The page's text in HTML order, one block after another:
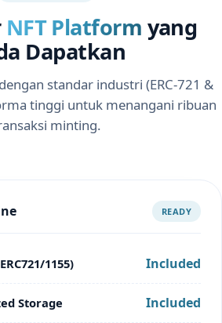
NFT Platform yang
Dapatkan
standar industri (ERC-721 &
tinggi untuk menangani ribuan
minting.
READY
1155) Included
Storage Included